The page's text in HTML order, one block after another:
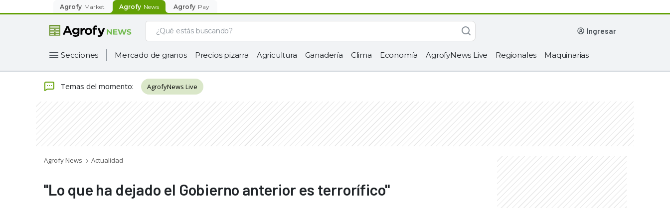
Agrofy Market Agrofy News Agrofy Pay
ingresar
Secciones Mercado de granos Precios pizarra Agricultura Ganadería Clima Economía AgrofyNews Live Regionales Maquinarias
Temas del momento: AgrofyNews Live
Agrofy News Actualidad
"Lo que ha dejado el Gobierno anterior es terrorífico"